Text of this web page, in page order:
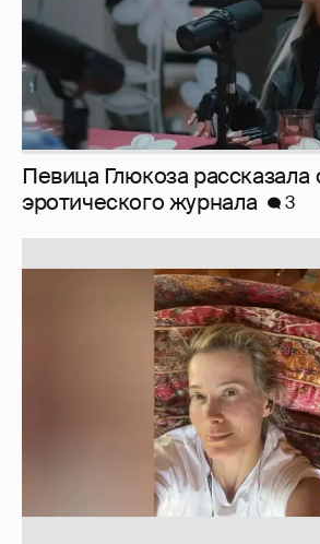
Певица Глюкоза рассказала
эротического журнала
3